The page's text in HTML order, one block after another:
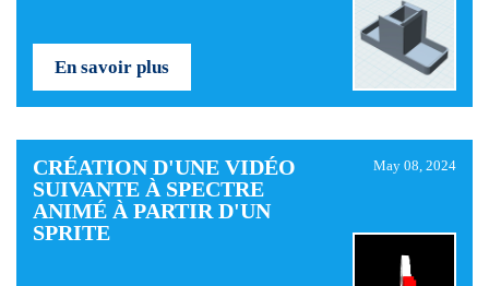
En savoir plus
CRÉATION D'UNE VIDÉO
SUIVANTE À SPECTRE
ANIMÉ À PARTIR D'UN
SPRITE
May 08, 2024